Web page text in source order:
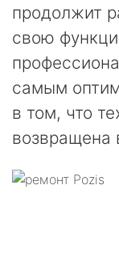
продолжит
свою
самым
в том, что
возвращена